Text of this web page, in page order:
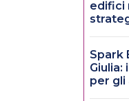
edifici
Spark
Giulia:
per gli